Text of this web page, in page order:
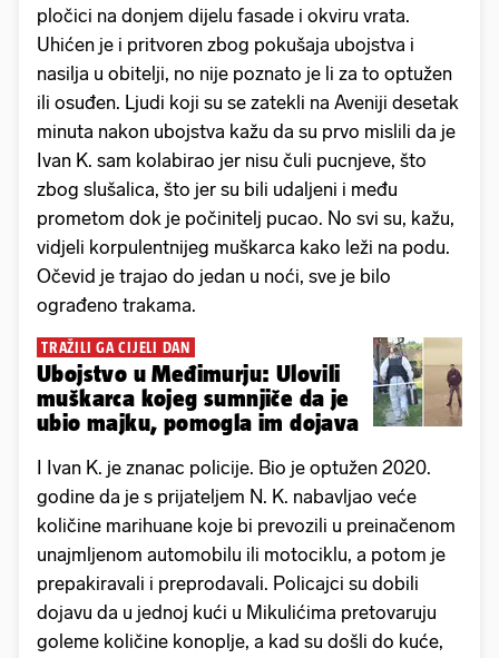
pločici na donjem dijelu fasade i okviru vrata.
Uhićen je i pritvoren zbog pokušaja ubojstva i
nasilja u obitelji, no nije poznato je li za to optužen
ili osuđen. Ljudi koji su se zatekli na Aveniji desetak
minuta nakon ubojstva kažu da su prvo mislili da je
Ivan K. sam kolabirao jer nisu čuli pucnjeve, što
zbog slušalica, što jer su bili udaljeni i među
prometom dok je počinitelj pucao. No svi su, kažu,
vidjeli korpulentnijeg muškarca kako leži na podu.
Očevid je trajao do jedan u noći, sve je bilo
ograđeno trakama.
TRAŽILI GA CIJELI DAN
Ubojstvo u Međimurju: Ulovili
muškarca kojeg sumnjiče da je
ubio majku, pomogla im dojava
I Ivan K. je znanac policije. Bio je optužen 2020.
godine da je s prijateljem N. K. nabavljao veće
količine marihuane koje bi prevozili u preinačenom
unajmljenom automobilu ili motociklu, a potom je
prepakiravali i preprodavali. Policajci su dobili
dojavu da u jednoj kući u Mikulićima pretovaruju
goleme količine konoplje, a kad su došli do kuće,